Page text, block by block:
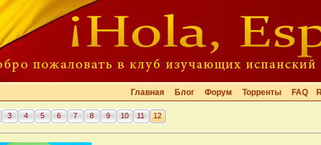
Главная Блог Форум Торренты FAQ
3 4 5 6 7 8 9 10 11 12